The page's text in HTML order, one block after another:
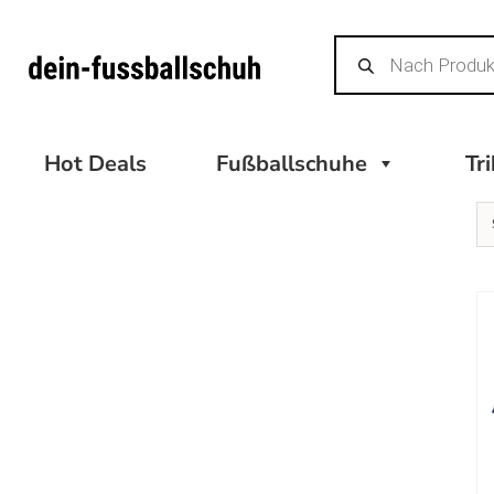
Inhalt
Products
search
Hot Deals Fußballschuhe